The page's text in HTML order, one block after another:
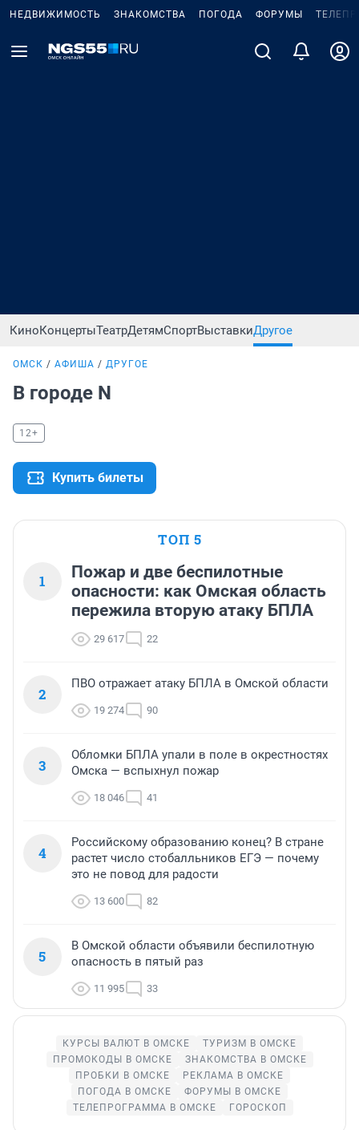
НЕДВИЖИМОСТЬ ЗНАКОМСТВА ПОГОДА ФОРУМЫ
КиноКонцертыТеатрДетямСпортВыставкиДругое
ОМСК АФИША ДРУГОЕ
В городе N
12+
Купить билеты
ТОП 5
1
Пожар и две беспилотные
опасности: как Омская область
пережила вторую атаку БПЛА
29 617 22
2
ПВО отражает атаку БПЛА в Омской области
19 274 90
3
Обломки БПЛА упали в поле в окрестностях
Омска — вспыхнул пожар
18 046 41
4
Российскому образованию конец? В стране
растет число стобалльников ЕГЭ — почему
это не повод для радости
13 600 82
5
В Омской области объявили беспилотную
опасность в пятый раз
11 995 33
КУРСЫ ВАЛЮТ В ОМСКЕ
ТУРИЗМ В ОМСКЕ
ПРОМОКОДЫ В ОМСКЕ
ЗНАКОМСТВА В ОМСКЕ
ПРОБКИ В ОМСКЕ
РЕКЛАМА В ОМСКЕ
ПОГОДА В ОМСКЕ
ФОРУМЫ В ОМСКЕ
ТЕЛЕПРОГРАММА В ОМСКЕ
ГОРОСКОП